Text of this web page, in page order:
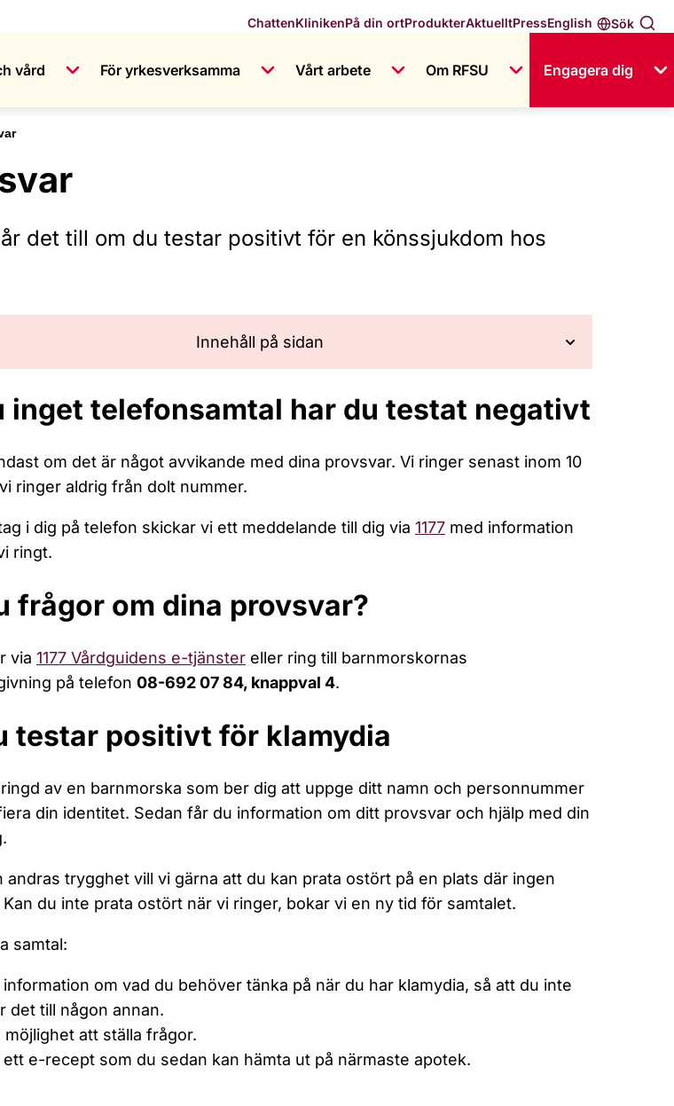
Sök
English
ChattenKlinikenPå din ortProdukterAktuelltPress
vård För yrkesverksamma Vårt arbete Om RFSU Engagera dig
för sexuell hälsa
och rådgivning
ditt besök
det till om du testar positivt för en könssjukdom hos
Innehåll på sidan
inget telefonsamtal har du testat negativt
om det är något avvikande med dina provsvar. Vi ringer senast inom 10
ringer aldrig från dolt nummer.
i dig på telefon skickar vi ett meddelande till dig via 1177med information
ringt.
frågor om dina provsvar?
via 1177 Vårdguidens e-tjänstereller ring till barnmorskornas
på telefon 08-692 07 84, knappval 4.
testar positivt för klamydia
av en barnmorska som ber dig att uppge ditt namn och personnummer
din identitet. Sedan får du information om ditt provsvar och hjälp med din
andras trygghet vill vi gärna att du kan prata ostört på en plats där ingen
du inte prata ostört när vi ringer, bokar vi en ny tid för samtalet.
samtal:
information om vad du behöver tänka på när du har klamydia, så att du inte
det till någon annan.
möjlighet att ställa frågor.
ett e-recept som du sedan kan hämta ut på närmaste apotek.